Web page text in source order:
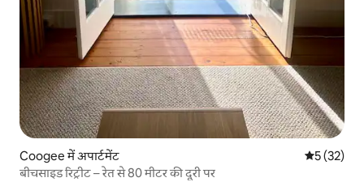
Coogee में अपार्टमेंट औसत रेटिंग
5 (32)
बीचसाइड रिट्रीट – रेत से 80 मीटर की दूरी पर